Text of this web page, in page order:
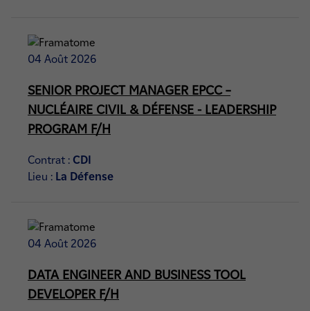
04 Août 2026
SENIOR PROJECT MANAGER EPCC –
NUCLÉAIRE CIVIL & DÉFENSE - LEADERSHIP
PROGRAM F/H
Contrat : CDI
Lieu : La Défense
04 Août 2026
DATA ENGINEER AND BUSINESS TOOL
DEVELOPER F/H